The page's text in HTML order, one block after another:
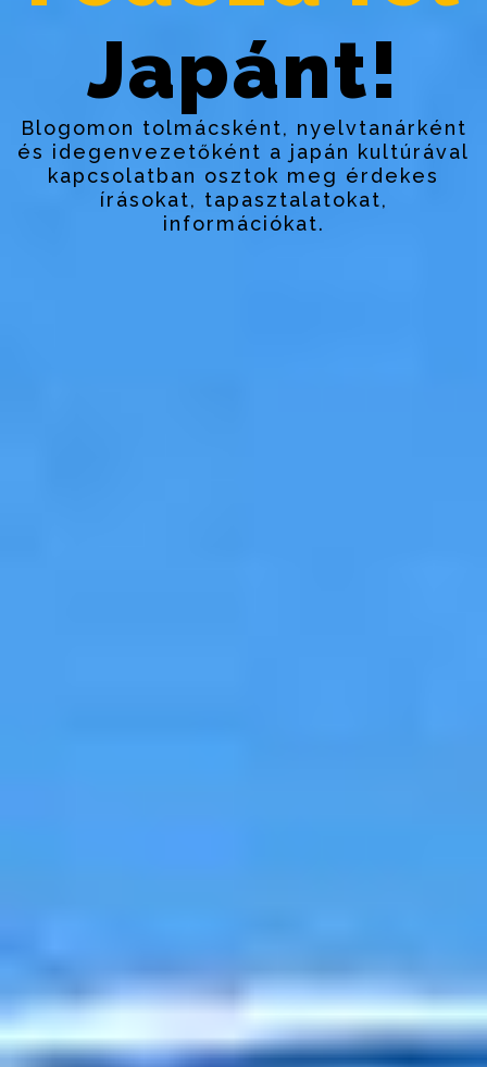
Japánt!
Blogomon tolmácsként, nyelvtanárként
és idegenvezetőként a japán kultúrával
kapcsolatban osztok meg érdekes
írásokat, tapasztalatokat,
információkat.